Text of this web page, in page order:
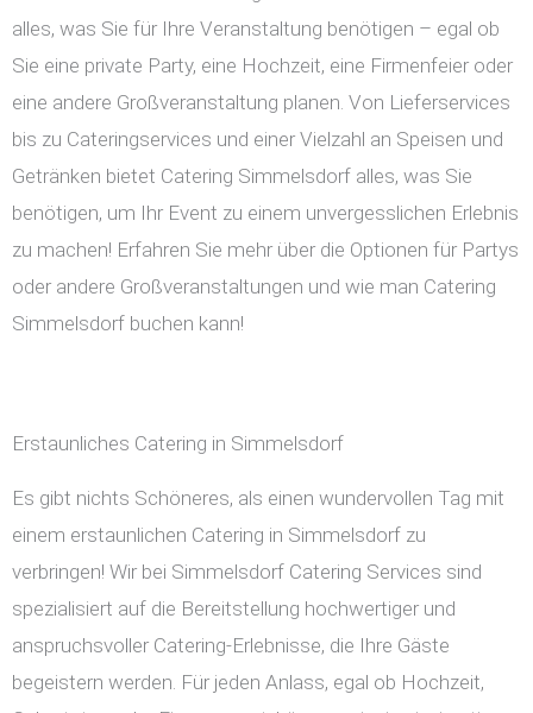
alles, was Sie für Ihre Veranstaltung benötigen – egal ob
Sie eine private Party, eine Hochzeit, eine Firmenfeier oder
eine andere Großveranstaltung planen. Von Lieferservices
bis zu Cateringservices und einer Vielzahl an Speisen und
Getränken bietet Catering Simmelsdorf alles, was Sie
benötigen, um Ihr Event zu einem unvergesslichen Erlebnis
zu machen! Erfahren Sie mehr über die Optionen für Partys
oder andere Großveranstaltungen und wie man Catering
Simmelsdorf buchen kann!
Erstaunliches Catering in Simmelsdorf
Es gibt nichts Schöneres, als einen wundervollen Tag mit
einem erstaunlichen Catering in Simmelsdorf zu
verbringen! Wir bei Simmelsdorf Catering Services sind
spezialisiert auf die Bereitstellung hochwertiger und
anspruchsvoller Catering-Erlebnisse, die Ihre Gäste
begeistern werden. Für jeden Anlass, egal ob Hochzeit,